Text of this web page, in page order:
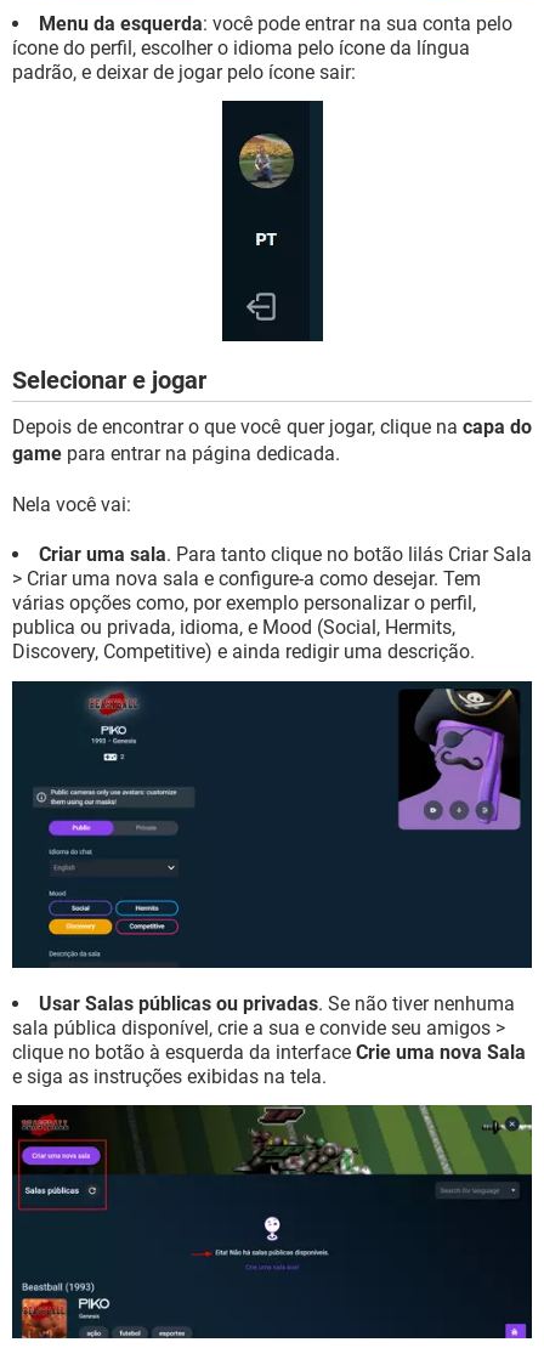
Menu da esquerda: você pode entrar na sua conta pelo
ícone do perfil, escolher o idioma pelo ícone da língua
padrão, e deixar de jogar pelo ícone sair:
Selecionar e jogar
Depois de encontrar o que você quer jogar, clique na capa do
game para entrar na página dedicada.
Nela você vai:
Criar uma sala. Para tanto clique no botão lilás Criar Sala
> Criar uma nova sala e configure-a como desejar. Tem
várias opções como, por exemplo personalizar o perfil,
publica ou privada, idioma, e Mood (Social, Hermits,
Discovery, Competitive) e ainda redigir uma descrição.
Usar Salas públicas ou privadas. Se não tiver nenhuma
sala pública disponível, crie a sua e convide seu amigos >
clique no botão à esquerda da interface Crie uma nova Sala
e siga as instruções exibidas na tela.